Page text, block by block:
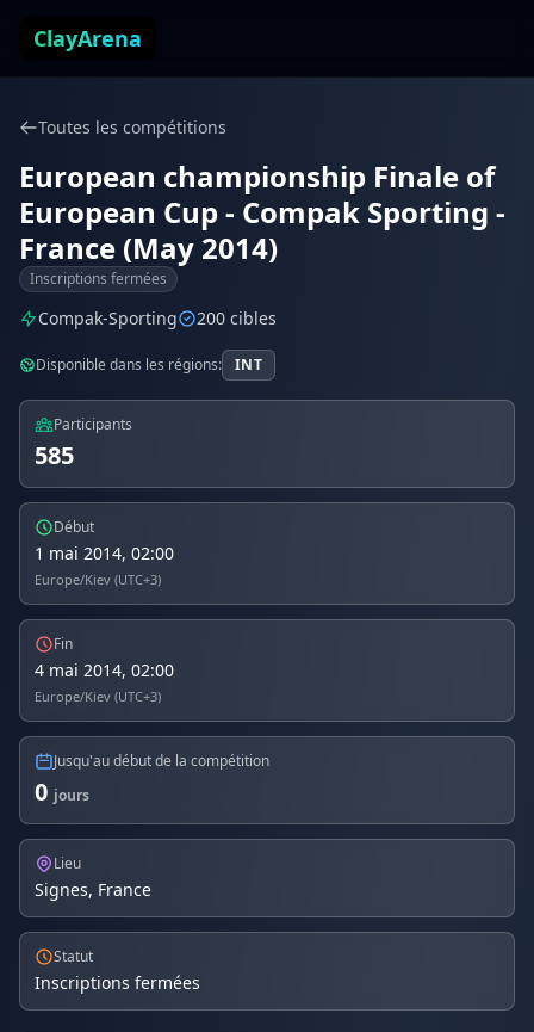
ClayArena
Toutes les compétitions
European championship Finale of
European Cup - Compak Sporting -
France (May 2014)
Inscriptions fermées
Compak-Sporting 200 cibles
Disponible dans les régions: INT
Participants
585
Début
1 mai 2014, 02:00
Europe/Kiev (UTC+3)
Fin
4 mai 2014, 02:00
Europe/Kiev (UTC+3)
Jusqu'au début de la compétition
0 jours
Lieu
Signes, France
Statut
Inscriptions fermées